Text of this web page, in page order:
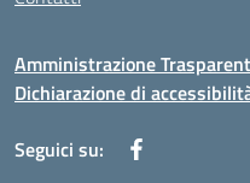
Amministrazione
Dichiarazione di
Seguici su: